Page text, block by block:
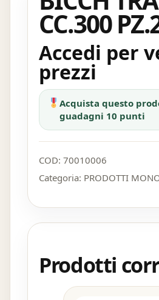
CC.300
Accedi per
prezzi
Acquista questo
guadagni 10 punti
COD: 70010006
Categoria: PRODOTTI
Prodotti